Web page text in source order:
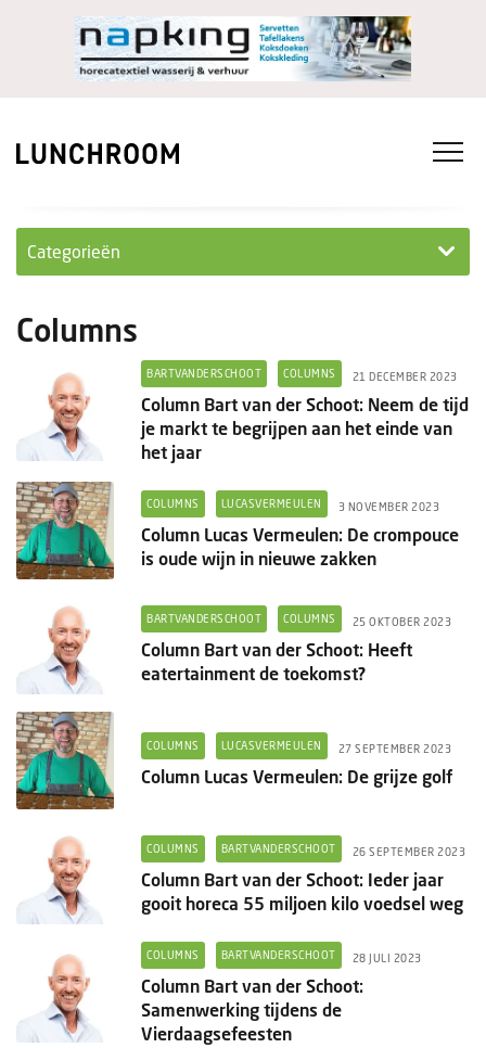
Categorieën
Ondernemen in...
Ondernemen
Nieuwe lunchrooms
Columns
Groots ondernemen
Columns
BARTVANDERSCHOOT COLUMNS 21 DECEMBER 2023
Column Bart van der Schoot: Neem de tijd
je markt te begrijpen aan het einde van
het jaar
COLUMNS LUCASVERMEULEN 3 NOVEMBER 2023
Column Lucas Vermeulen: De crompouce
is oude wijn in nieuwe zakken
BARTVANDERSCHOOT COLUMNS 25 OKTOBER 2023
Column Bart van der Schoot: Heeft
eatertainment de toekomst?
COLUMNS LUCASVERMEULEN 27 SEPTEMBER 2023
Column Lucas Vermeulen: De grijze golf
COLUMNS BARTVANDERSCHOOT 26 SEPTEMBER 2023
Column Bart van der Schoot: Ieder jaar
gooit horeca 55 miljoen kilo voedsel weg
COLUMNS BARTVANDERSCHOOT 28 JULI 2023
Column Bart van der Schoot:
Samenwerking tijdens de
Vierdaagsefeesten